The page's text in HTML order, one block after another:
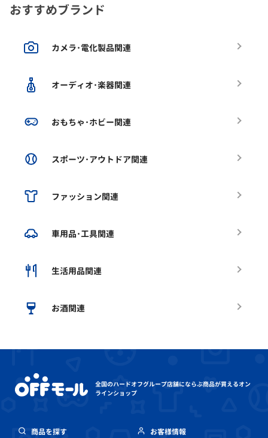
おすすめブランド
カメラ･電化製品関連
オーディオ･楽器関連
おもちゃ･ホビー関連
スポーツ･アウトドア関連
ファッション関連
車用品･工具関連
生活用品関連
お酒関連
全国のハードオフグループ店舗にならぶ商品が買えるオン
ラインショップ
商品を探す
お客様情報